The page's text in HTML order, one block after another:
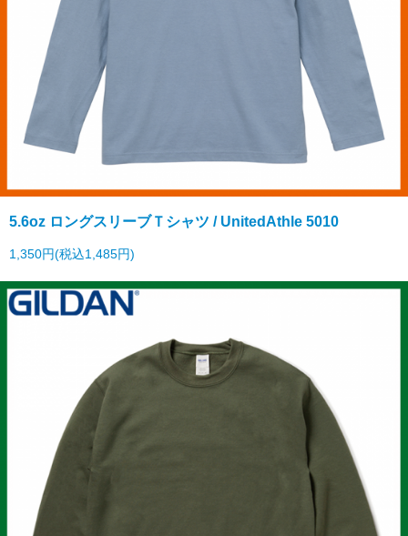
5.6oz ロングスリーブＴシャツ / UnitedAthle 5010
1,350円(税込1,485円)